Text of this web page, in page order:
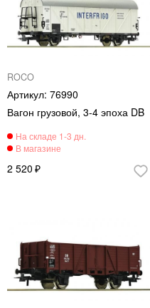
ROCO
76990
Вагон грузовой, 3-4 эпоха DB
2 520